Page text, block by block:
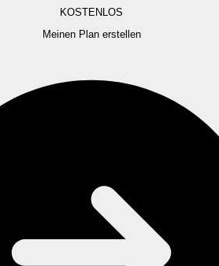
KOSTENLOS
Meinen Plan erstellen